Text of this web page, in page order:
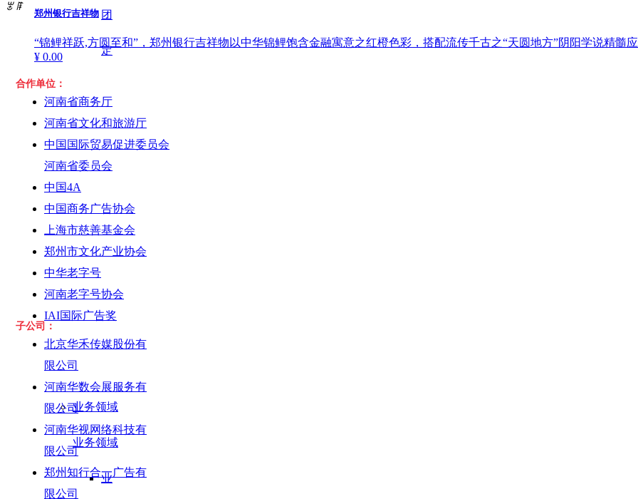
团
定
集
事
团
业务领域
业务领域
业
郑州银行吉祥物
“锦鲤祥跃,方圆至和”，郑州银行吉祥物以中华锦鲤饱含金融寓意之红橙色彩，搭配流传千古之“天圆地方”阴阳学说精髓
¥ 0.00
立即购买
中原银行文创开发
中原银行起源中原，原一一即为“中原银行”。
¥ 0.00
立即购买
ꂃ ꁹ
合作单位：
河南省商务厅
河南省文化和旅游厅
中国国际贸易促进委员会
河南省委员会
中国4A
中国商务广告协会
上海市慈善基金会
郑州市文化产业协会
中华老字号
河南老字号协会
IAI国际广告奖
子公司：
北京华禾传媒股份有
限公司
河南华数会展服务有
限公司
河南华视网络科技有
限公司
郑州知行合一广告有
限公司